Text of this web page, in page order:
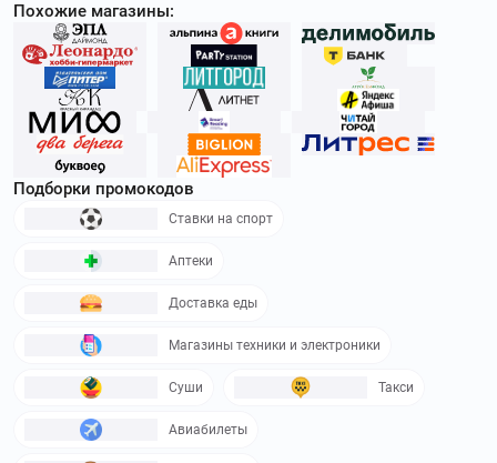
Похожие магазины:
Подборки промокодов
Ставки на спорт
Аптеки
Доставка еды
Магазины техники и электроники
Суши Такси
Авиабилеты